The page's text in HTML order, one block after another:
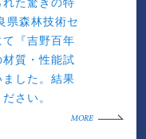
県森林技術セ
て『吉野百年
材質・性能試
ました。結果
さい。
MORE